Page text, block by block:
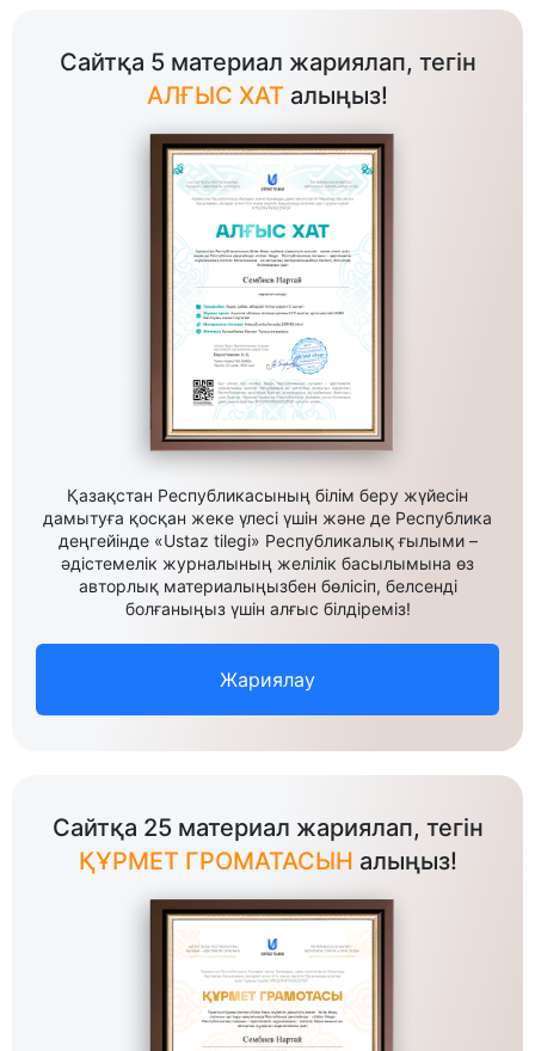
Сайтқа 5 материал жариялап, тегін
АЛҒЫС ХАТ алыңыз!
Қазақстан Республикасының білім беру жүйесін
дамытуға қосқан жеке үлесі үшін және де Республика
деңгейінде «Ustaz tilegi» Республикалық ғылыми –
әдістемелік журналының желілік басылымына өз
авторлық материалыңызбен бөлісіп, белсенді
болғаныңыз үшін алғыс білдіреміз!
Жариялау
Сайтқа 25 материал жариялап, тегін
ҚҰРМЕТ ГРОМАТАСЫН алыңыз!